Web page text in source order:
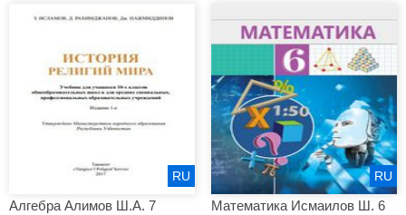
Алгебра Алимов Ш.А. 7
RU
Математика Исмаилов Ш. 6
RU